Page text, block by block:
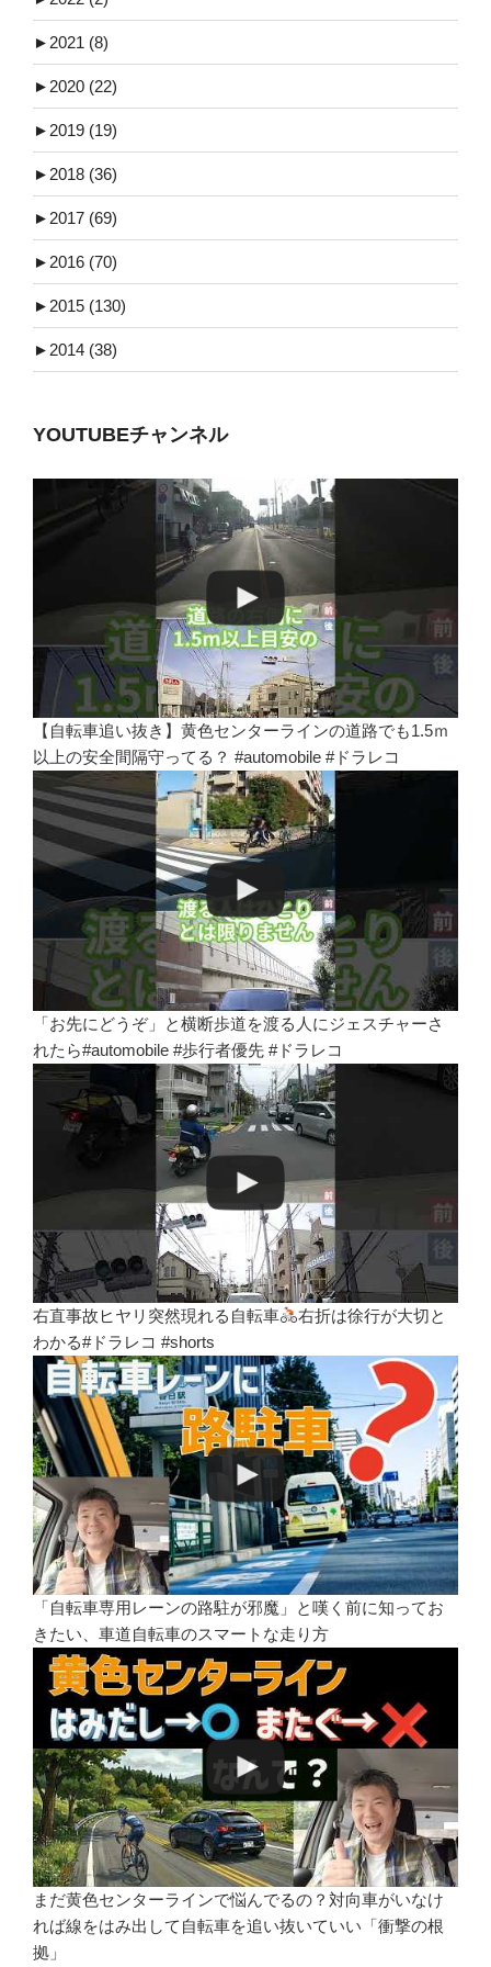
► 2021 (8)
► 2020 (22)
► 2019 (19)
► 2018 (36)
► 2017 (69)
► 2016 (70)
► 2015 (130)
► 2014 (38)
YOUTUBEチャンネル
【自転車追い抜き】黄色センターラインの道路でも1.5ｍ
以上の安全間隔守ってる？ #automobile #ドラレコ
「お先にどうぞ」と横断歩道を渡る人にジェスチャーさ
れたら#automobile #歩行者優先 #ドラレコ
右直事故ヒヤリ突然現れる自転車
右折は徐行が大切と
わかる#ドラレコ #shorts
「自転車専用レーンの路駐が邪魔」と嘆く前に知ってお
きたい、車道自転車のスマートな走り方
まだ黄色センターラインで悩んでるの？対向車がいなけ
れば線をはみ出して自転車を追い抜いていい「衝撃の根
拠」